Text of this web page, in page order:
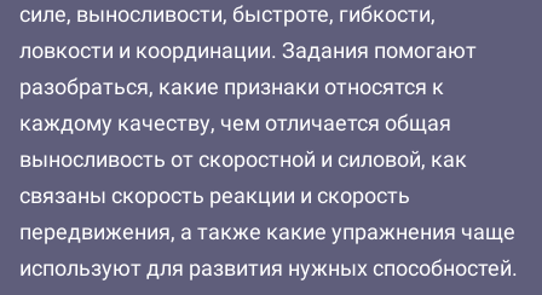
силе, выносливости, быстроте, гибкости,
ловкости и координации. Задания помогают
разобраться, какие признаки относятся к
каждому качеству, чем отличается общая
выносливость от скоростной и силовой, как
связаны скорость реакции и скорость
передвижения, а также какие упражнения чаще
используют для развития нужных способностей.